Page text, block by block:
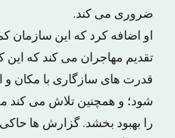
ضروری می کند.
او اضافه کرد که این سازمان
تقدیم مهاجران می کند که این
قدرت های سازگاری با مکان و
شود؛ و همچنین تلاش می کند
را بهبود بخشد. گزارش ها